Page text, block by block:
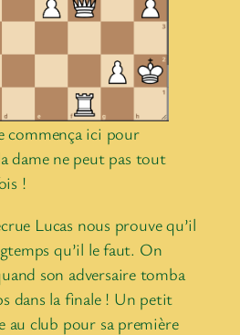
commença ici pour
dame ne peut pas tout
!
Lucas nous prouve qu’il
qu’il le faut. On
son adversaire tomba
dans la finale ! Un petit
au club pour sa première